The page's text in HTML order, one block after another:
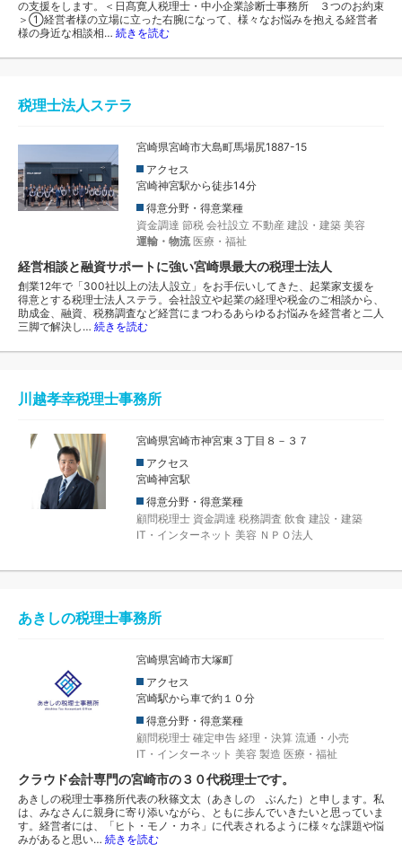
の支援をします。＜日髙寛人税理士・中小企業診断士事務所 ３つのお約束
＞①経営者様の立場に立った右腕になって、様々なお悩みを抱える経営者
様の身近な相談相… 続きを読む
税理士法人ステラ
宮崎県宮崎市大島町馬場尻1887-15
アクセス
宮崎神宮駅から徒歩14分
得意分野・得意業種
資金調達 節税 会社設立 不動産 建設・建築 美容
運輸・物流 医療・福祉
経営相談と融資サポートに強い宮崎県最大の税理士法人
創業12年で「300社以上の法人設立」をお手伝いしてきた、起業家支援を
得意とする税理士法人ステラ。会社設立や起業の経理や税金のご相談から、
助成金、融資、税務調査など経営にまつわるあらゆるお悩みを経営者と二人
三脚で解決し… 続きを読む
川越孝幸税理士事務所
宮崎県宮崎市神宮東３丁目８－３７
アクセス
宮崎神宮駅
得意分野・得意業種
顧問税理士 資金調達 税務調査 飲食 建設・建築
IT・インターネット 美容 ＮＰＯ法人
あきしの税理士事務所
宮崎県宮崎市大塚町
アクセス
宮崎駅から車で約１０分
得意分野・得意業種
顧問税理士 確定申告 経理・決算 流通・小売
IT・インターネット 美容 製造 医療・福祉
クラウド会計専門の宮崎市の３０代税理士です。
あきしの税理士事務所代表の秋篠文太（あきしの ぶんた）と申します。私
は、みなさんに親身に寄り添いながら、ともに歩んでいきたいと思っていま
す。経営者には、「ヒト・モノ・カネ」に代表されるように様々な課題や悩
みがあると思い… 続きを読む